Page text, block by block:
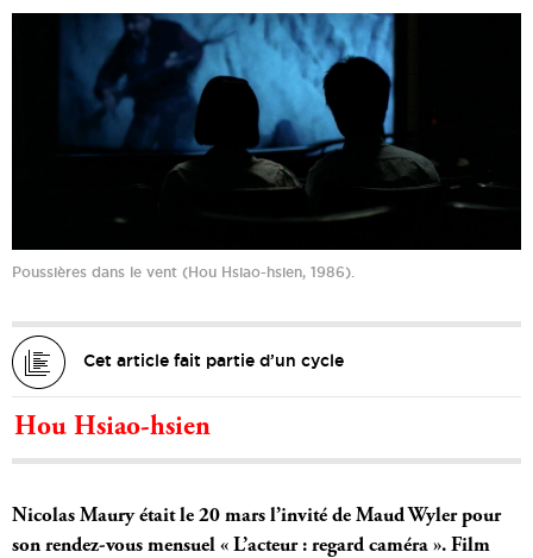
Poussières dans le vent (Hou Hsiao-hsien, 1986).
Cet article fait partie d’un cycle
Hou Hsiao-hsien
Nicolas Maury était le 20 mars l’invité de Maud Wyler pour
son rendez-vous mensuel « L’acteur : regard caméra ». Film